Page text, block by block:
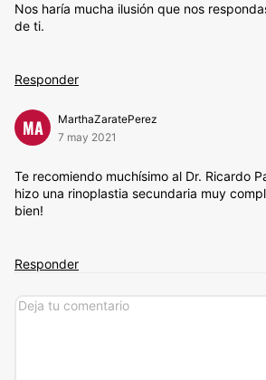
Nos haría mucha ilusión que nos
de ti.
Responder
MA
MarthaZaratePerez
7 may 2021
Te recomiendo muchísimo al Dr. Ricardo
hizo una rinoplastia secundaria muy
bien!
Responder